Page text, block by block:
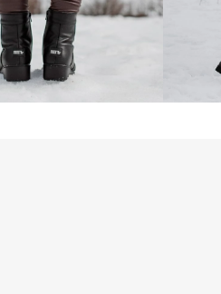
conforto térmico e toque
o uso no frio. Possui solado resistente,
altíssima qualidade, que tem como
tração, apresentando “agarradeiras”
ideal para lugares com neve. Dessa
utilização em ambientes desafiadores